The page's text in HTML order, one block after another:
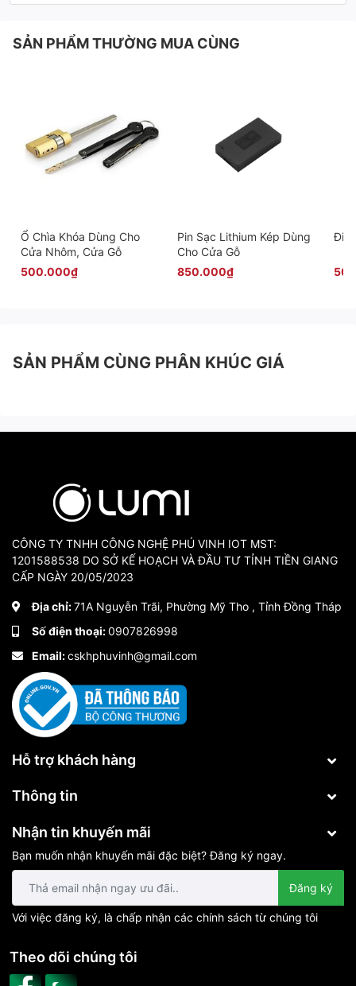
SẢN PHẨM THƯỜNG MUA CÙNG
Ổ Chìa Khóa Dùng Cho
Cửa Nhôm, Cửa Gỗ
500.000₫
Pin Sạc Lithium Kép Dùng
Cho Cửa Gỗ
850.000₫
SẢN PHẨM CÙNG PHÂN KHÚC GIÁ
CÔNG TY TNHH CÔNG NGHỆ PHÚ VINH IOT MST:
1201588538 DO SỞ KẾ HOẠCH VÀ ĐẦU TƯ TỈNH TIỀN GIANG
CẤP NGÀY 20/05/2023
Địa chỉ:71A Nguyễn Trãi, Phường Mỹ Tho , Tỉnh Đồng Tháp
Số điện thoại:0907826998
Email:cskhphuvinh@gmail.com
Hỗ trợ khách hàng
Thông tin
Nhận tin khuyến mãi
Bạn muốn nhận khuyến mãi đặc biệt? Đăng ký ngay.
Đăng ký
Với việc đăng ký, là chấp nhận các chính sách từ chúng tôi
Theo dõi chúng tôi